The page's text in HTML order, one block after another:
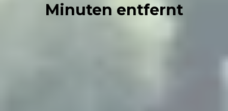
Minuten entfernt